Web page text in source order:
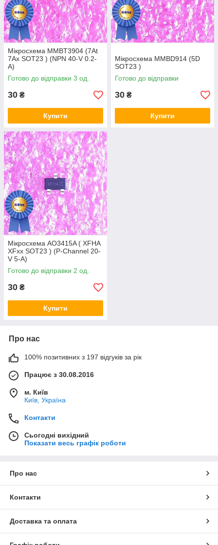
Мікросхема MMBT3904 (7At
7Ax SOT23 ) (NPN 40-V 0.2-
A)
Готово до відправки 3 од.
30 ₴
Купити
Мікросхема MMBD914 (5D
SOT23 )
Готово до відправки
30 ₴
Купити
Мікросхема AO3415A ( XFHA
XFxx SOT23 ) (P-Channel 20-
V 5-A)
Готово до відправки 2 од.
30 ₴
Купити
Про нас
100% позитивних з 197 відгуків за рік
Працює з 30.08.2016
м. Київ
Київ, Україна
Контакти
Сьогодні вихідний
Показати весь графік роботи
Про нас
Контакти
Доставка та оплата